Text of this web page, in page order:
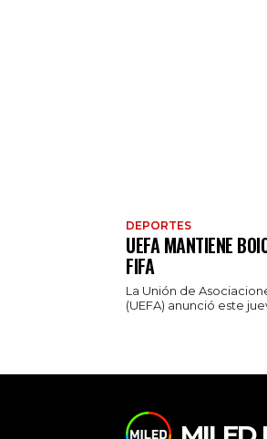
DEPORTES
UEFA MANTIENE
FIFA
La Unión de
(UEFA) anunció este